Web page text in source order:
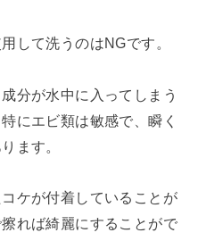
して洗うのはNGです。
分が水中に入ってしまう
にエビ類は敏感で、瞬く
ます。
ケが付着していることが
れば綺麗にすることがで